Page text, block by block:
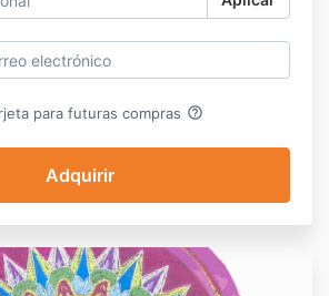
para futuras compras help_outline